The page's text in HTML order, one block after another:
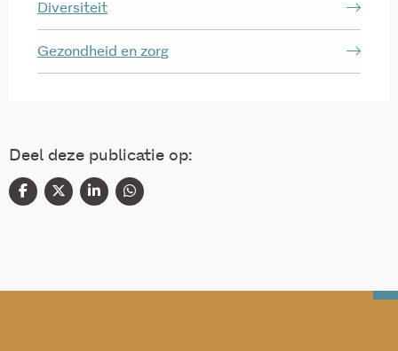
Diversiteit
Gezondheid en zorg
Deel deze publicatie op: